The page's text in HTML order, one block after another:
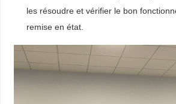
les résoudre et vérifier le bon
remise en état.